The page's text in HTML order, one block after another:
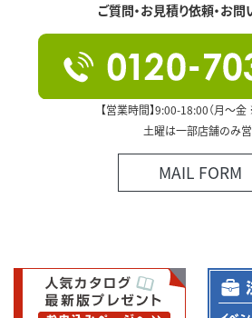
ご質問・お見積り依頼・お
【営業時間】9:00-18:00（月～金
土曜は一部店舗のみ
MAIL FORM